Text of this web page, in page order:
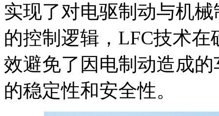
实现了对电驱制动与机
的控制逻辑，LFC技术
效避免了因电制动造成
的稳定性和安全性。